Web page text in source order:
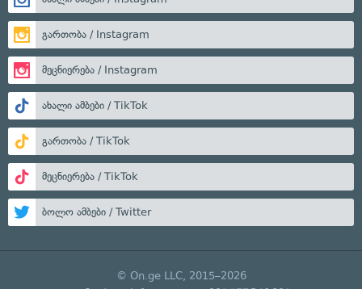
გართობა / Instagram
მეცნიერება / Instagram
ახალი ამბები / TikTok
გართობა / TikTok
მეცნიერება / TikTok
ბოლო ამბები / Twitter
© On.ge LLC, 2015–2026